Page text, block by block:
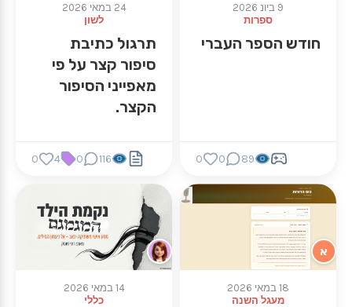
9 ביונ 2026
ספרות
חודש הספר העברי
89
0
0
24 במאי 2026
לשון
תרגול כתיבת
סיפור קצר על פי
מאפייני הסיפור
הקצר.
116
0
4
0
א
18 במאי 2026
מעגל השנה
14 במאי 2026
כללי